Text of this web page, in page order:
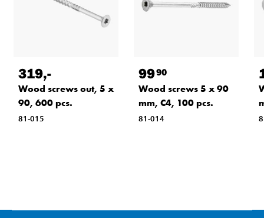
319,-
Wood screws out, 5 x
90, 600 pcs.
81-015
9990
Wood screws 5 x 90
mm, C4, 100 pcs.
81-014